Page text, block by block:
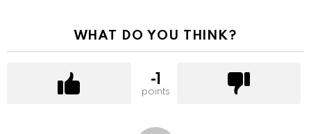
WHAT DO YOU THINK?
-1
points